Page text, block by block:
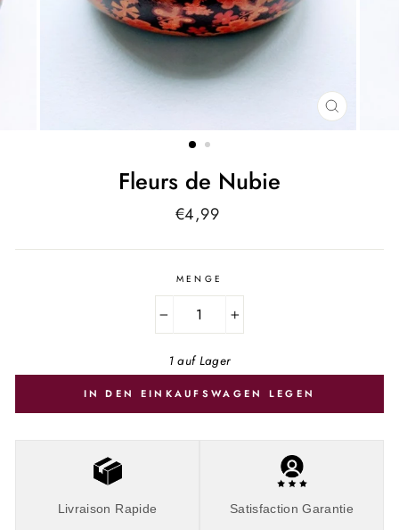
Fleurs de Nubie
Normaler
€4,99
MENGE
+
1 auf Lager
IN DEN EINKAUFSWAGEN LEGEN
Livraison Rapide Satisfaction Garantie